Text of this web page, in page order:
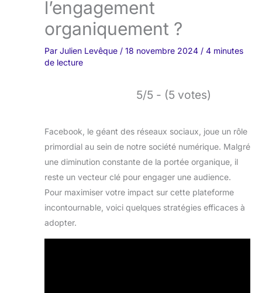
l’engagement
organiquement ?
Par Julien Levêque / 18 novembre 2024 / 4 minutes
de lecture
5/5 - (5 votes)
Facebook, le géant des réseaux sociaux, joue un rôle
primordial au sein de notre société numérique. Malgré
une diminution constante de la portée organique, il
reste un vecteur clé pour engager une audience.
Pour maximiser votre impact sur cette plateforme
incontournable, voici quelques stratégies efficaces à
adopter.